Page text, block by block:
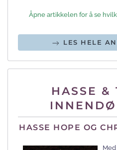
Åpne artikkelen for å se
LES HELE
HASSE &
HASSE HOPE OG